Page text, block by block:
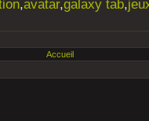
,avatar,galaxy tab,
Accueil